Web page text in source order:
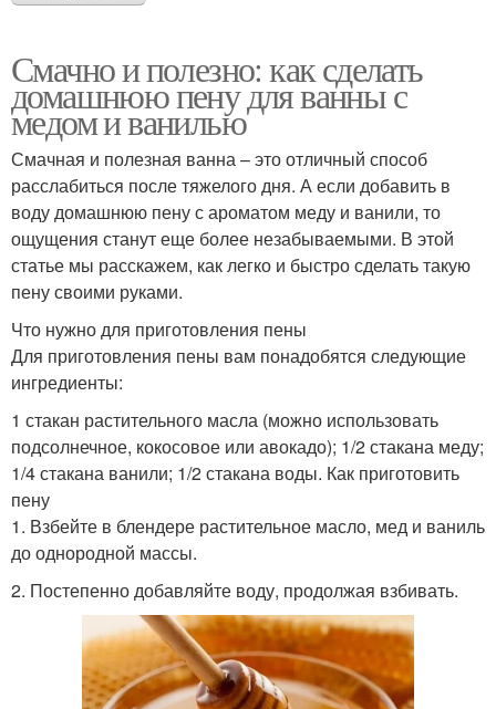
Смачно и полезно: как сделать
домашнюю пену для ванны с
медом и ванилью
Смачная и полезная ванна – это отличный способ
расслабиться после тяжелого дня. А если добавить в
воду домашнюю пену с ароматом меду и ванили, то
ощущения станут еще более незабываемыми. В этой
статье мы расскажем, как легко и быстро сделать такую
пену своими руками.
Что нужно для приготовления пены
Для приготовления пены вам понадобятся следующие
ингредиенты:
1 стакан растительного масла (можно использовать
подсолнечное, кокосовое или авокадо); 1/2 стакана меду;
1/4 стакана ванили; 1/2 стакана воды. Как приготовить
пену
1. Взбейте в блендере растительное масло, мед и ваниль
до однородной массы.
2. Постепенно добавляйте воду, продолжая взбивать.